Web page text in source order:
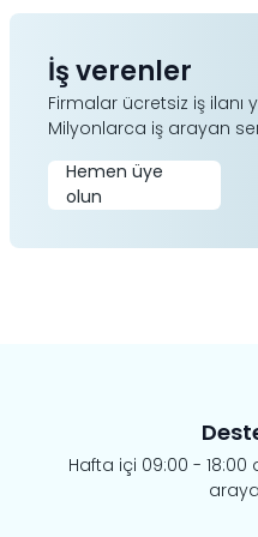
İş verenler
Firmalar ücretsiz iş ilanı
Milyonlarca iş arayan
Hemen üye
olun
Hafta içi 09:00 - 18:00